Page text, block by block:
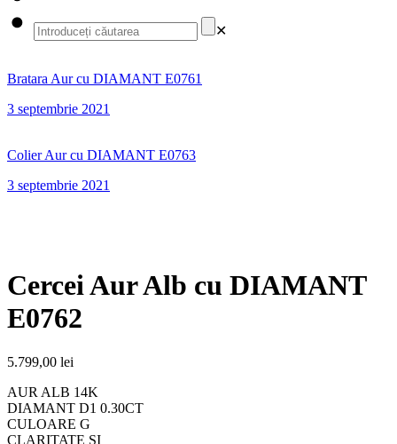
✕
Bratara Aur cu DIAMANT E0761
3 septembrie 2021
Colier Aur cu DIAMANT E0763
3 septembrie 2021
Cercei Aur Alb cu DIAMANT
E0762
5.799,00 lei
AUR ALB 14K
DIAMANT D1 0.30CT
CULOARE G
CLARITATE SI